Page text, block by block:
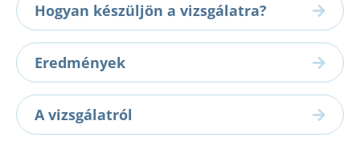
Hogyan készüljön a vizsgálatra?
Eredmények
A vizsgálatról